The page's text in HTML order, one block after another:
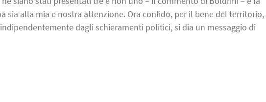
sia alla mia e nostra attenzione. Ora confido, per il bene del territorio,
dagli schieramenti politici, si dia un messaggio di